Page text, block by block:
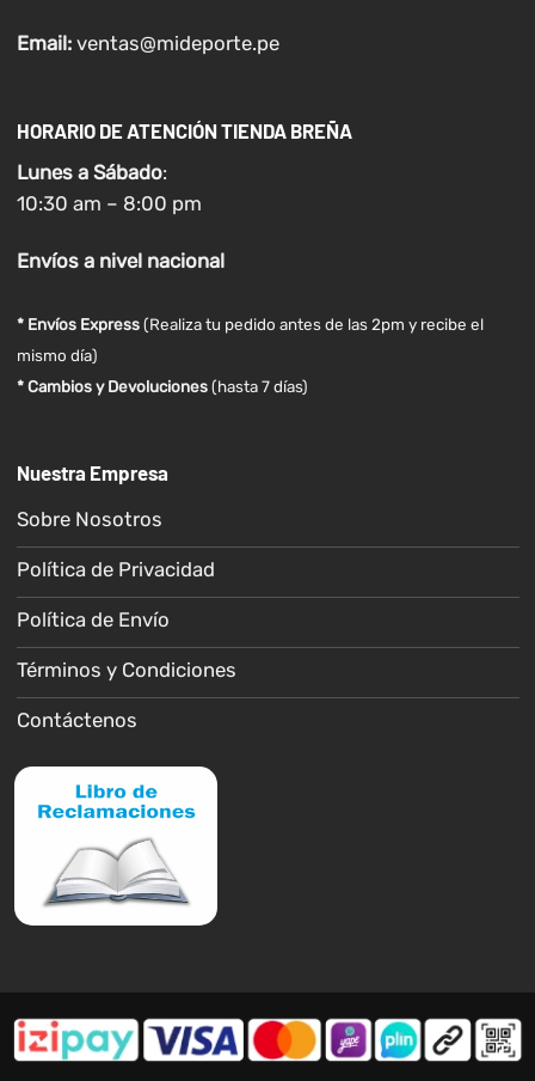
Email: ventas@mideporte.pe
HORARIO DE ATENCIÓN TIENDA BREÑA
Lunes a Sábado:
10:30 am – 8:00 pm
Envíosa nivel nacional
* Envíos Express(Realiza tu pedido antes de las 2pm y recibe el
mismo día)
* Cambios y Devoluciones (hasta 7 días)
Nuestra Empresa
Sobre Nosotros
Política de Privacidad
Política de Envío
Términos y Condiciones
Contáctenos